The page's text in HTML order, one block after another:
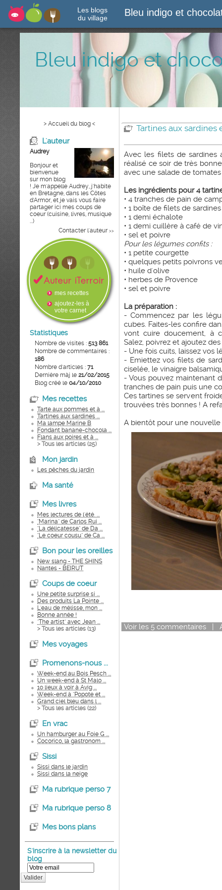
Les blogs
du village
Bleu indigo et
Bleu indigo et
> Accueil du blog <
L'auteur
Audrey
Bonjour et
bienvenue
sur mon blog
! Je m'appelle Audrey, j'habite
en Bretagne, dans les Côtes
d'Armor, et je vais vous faire
partager ici mes coups de
coeur (cuisine, livres, musique
...)
Contacter l'auteur >>
mes recettes
ajoutez-les à
votre carnet
Statistiques
Nombre de visites : 513 861
Nombre de commentaires :
186
Nombre d'articles : 71
Dernière màj le 21/02/2015
Blog créé le 04/10/2010
Mes recettes
Tarte aux pommes et à ...
Tartines aux sardines ...
Ma lampe Marine B
Fondant banane-chocola ...
Flans aux poires et à ...
> Tous les articles (25)
Mon jardin
Les pêches du jardin
Ma santé
Mes livres
Mes lectures de l'été. ...
"Marina" de Carlos Rui ...
"La délicatesse" de Da ...
"Le coeur cousu" de Ca ...
Bon pour les oreilles
New slang - THE SHINS
Nantes - BEIRUT
Coups de coeur
Une petite surprise si ...
Des produits La Pointe ...
L'eau de mélisse, mon ...
Bonne année !
"The artist" avec Jean ...
> Tous les articles (13)
Mes voyages
Promenons-nous ...
Week-end au Bois Pesch ...
Un week-end à St Malo ...
10 lieux à voir à Avig ...
Week-end à "Popote et ...
Grand ciel bleu dans l ...
> Tous les articles (22)
En vrac
Un hamburger au Foie G ...
Cocorico, la gastronom ...
Sissi
Sissi dans le jardin
Sissi dans la neige
Ma rubrique perso 7
Ma rubrique perso 8
Mes bons plans
S'inscrire à la newsletter du
blog
Valider
Tartines aux sardines
Avec les filets de
réalisé ce soir de très
avec une salade de
Les ingrédients pour 4
• 4 tranches de pain de
• 1 boîte de filets de
• 1 demi échalote
• 1 demi cuillère à café de
• sel et poivre
Pour les légumes confits :
• 1 petite courgette
• quelques petits poivrons
• huile d'olive
• herbes de Provence
• sel et poivre
La préparation :
- Commencez par les
cubes. Faites-les confire
vont cuire doucement, à
Salez, poivrez et ajoutez
- Une fois cuits, laissez vos
- Emiettez vos filets de
ciselée, le vinaigre
- Vous pouvez maintenant
tranches de pain puis une
Ces tartines se servent
trouvées très bonnes ! A
A bientôt pour une
Voir les 5 commentaires |